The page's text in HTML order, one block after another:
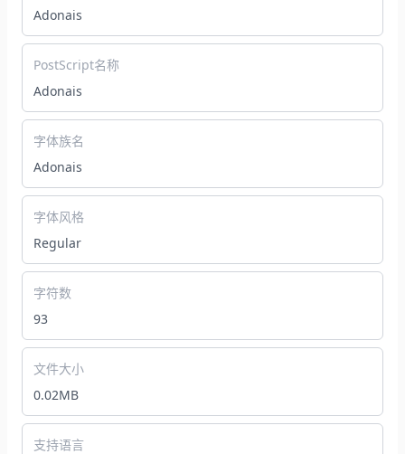
Adonais
PostScript名称
Adonais
字体族名
Adonais
字体风格
Regular
字符数
93
文件大小
0.02MB
支持语言